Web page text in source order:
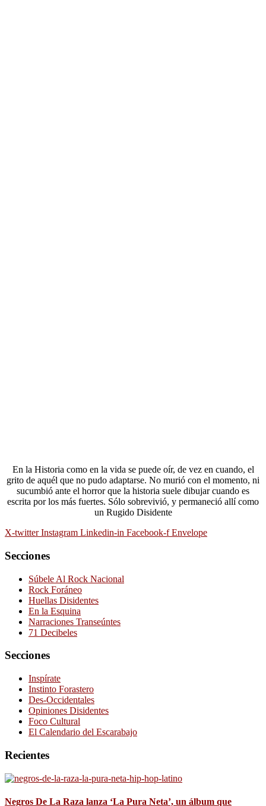
En la Historia como en la vida se puede oír, de vez en cuando, el
grito de aquél que no pudo adaptarse. No murió con el momento, ni
sucumbió ante el horror que la historia suele dibujar cuando es
escrita por los más fuertes. Sólo sobrevivió, y permaneció allí como
un Rugido Disidente
X-twitter Instagram Linkedin-in Facebook-f Envelope
Secciones
Súbele Al Rock Nacional
Rock Foráneo
Huellas Disidentes
En la Esquina
Narraciones Transeúntes
71 Decibeles
Secciones
Inspírate
Instinto Forastero
Des-Occidentales
Opiniones Disidentes
Foco Cultural
El Calendario del Escarabajo
Recientes
Negros De La Raza lanza ‘La Pura Neta’, un álbum que